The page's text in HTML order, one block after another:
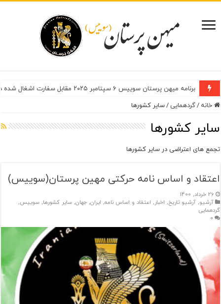
برنامه میهن پرستان سوییس ۶ سپتامبر ۲۰۲۵ مقابل سفارت اشغال شده در شهر برن
خانه /گردهمایی/سایر کشورها
سایر کشورها
تجمع های اعتراضی در سایر کشورها
اعتقاد و‌ اساس نامه حرکتی مهین پرستان(سوییس)
26 خرداد, 1400
آرشیو,آرشیو تاریخ, اخبار , اعتقاد و‌ اساس نامه, ایران,جهان,سایر کشورها,سوییس,
گردهمایی
0